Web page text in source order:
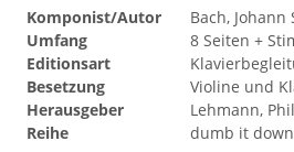
Komponist/Autor
Bach, Johann
Umfang
8 Seiten +
Editionsart
Besetzung
Violine und
Herausgeber
Lehmann,
Reihe
dumb it down